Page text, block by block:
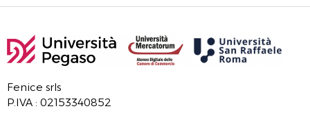
Fenice srls
P.IVA : 02153340852